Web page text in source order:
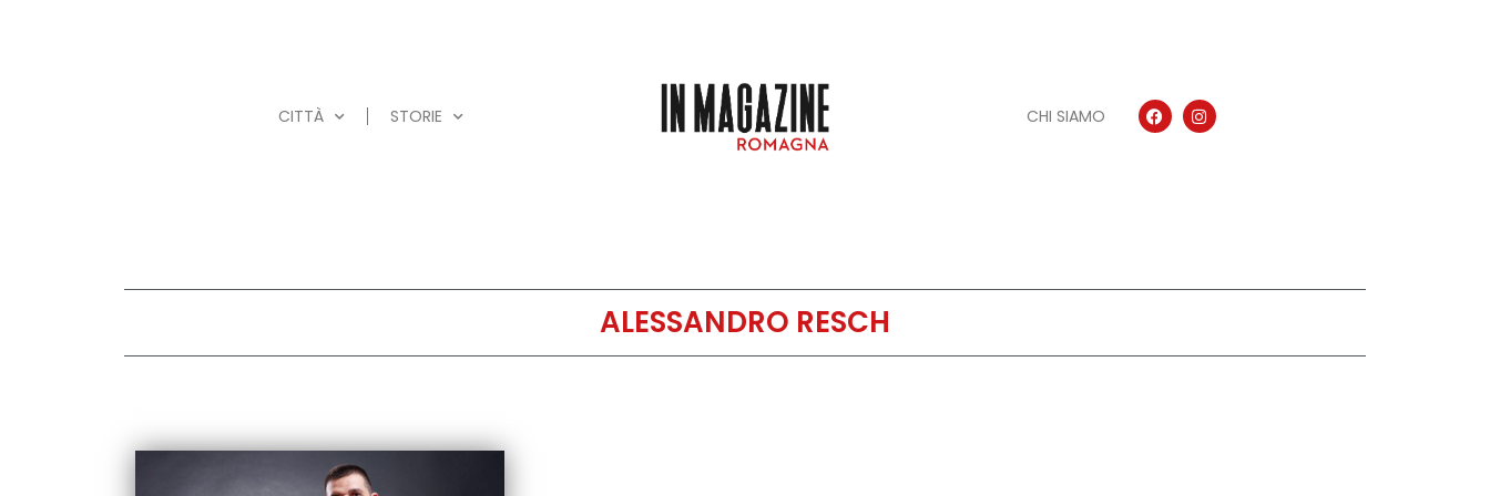
CITTÀ STORIE CHI SIAMO
ALESSANDRO RESCH